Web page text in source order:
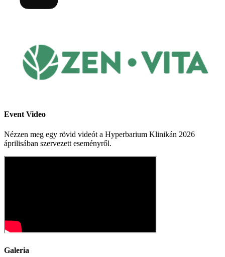
Event Video
Nézzen meg egy rövid videót a Hyperbarium Klinikán 2026
áprilisában szervezett eseményről.
Galeria